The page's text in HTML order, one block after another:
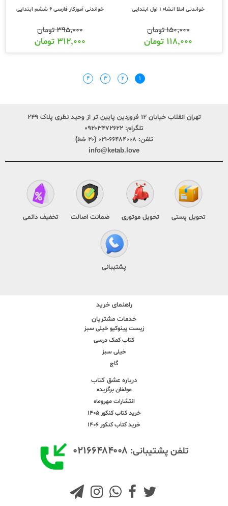
خواندنی املا انشاء 1 اول ابتدایی
۱۵۰,۰۰۰تومان
۱۱۸,۰۰۰ تومان
خواندنی آموزکار فارسی 6 ششم ابتدایی
۳۹۵,۰۰۰تومان
۳۱۲,۰۰۰ تومان
۱ ۲ ۳ ۴
تهران انقلاب خیابان ۱۲ فروردین پایین تر از وحید نظری پلاک ۲۴۹
تلگرام: ۰۹۲۰۳۴۷۲۶۲۲
تلفن: ۶۶۴۸۴۰۰۸-۰۲۱ (۲۰ خط)
info@ketab.love
تحویل پستی تحویل موتوری ضمانت اصالت تخفیف دائمی
پشتیبانی
راهنمای خرید
خدمات مشتریان
زیست پینوکیو خیلی سبز
کتاب کمک درسی
خیلی سبز
گاج
درباره عشق کتاب
مولفان برگزیده
انتشارات مهروماه
خرید کتاب کنکور 1405
خرید کتاب کنکور 1406
تلفن پشتیبانی: ۰۲۱۶۶۴۸۴۰۰۸